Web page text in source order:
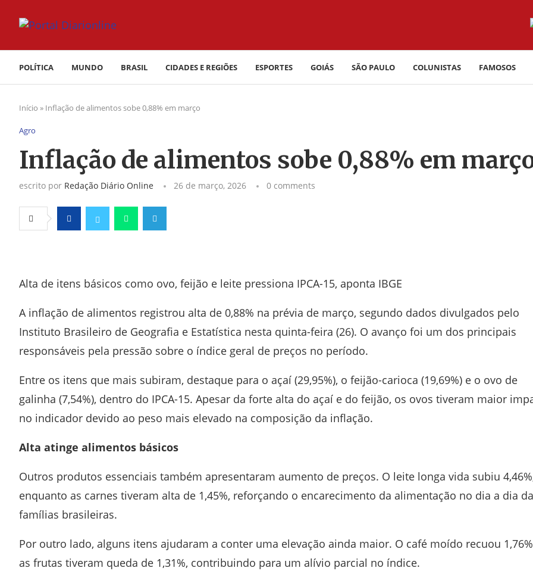
POLÍTICA MUNDO BRASIL CIDADES E REGIÕES ESPORTES GOIÁS SÃO PAULO COLUNISTAS FAMOSOS
Início » Inflação de alimentos sobe 0,88% em março
Agro
Inflação de alimentos sobe 0,88% em
escrito por Redação Diário Online 26 de março, 2026 0 comments
Alta de itens básicos como ovo, feijão e leite pressiona IPCA-15, aponta IBGE
A inflação de alimentos registrou alta de 0,88% na prévia de março, segundo dados divulgados pelo
Instituto Brasileiro de Geografia e Estatística nesta quinta-feira (26). O avanço foi um dos principais
responsáveis pela pressão sobre o índice geral de preços no período.
Entre os itens que mais subiram, destaque para o açaí (29,95%), o feijão-carioca (19,69%) e o ovo de
galinha (7,54%), dentro do IPCA-15. Apesar da forte alta do açaí e do feijão, os ovos tiveram maior
no indicador devido ao peso mais elevado na composição da inflação.
Alta atinge alimentos básicos
Outros produtos essenciais também apresentaram aumento de preços. O leite longa vida subiu
enquanto as carnes tiveram alta de 1,45%, reforçando o encarecimento da alimentação no dia a dia
famílias brasileiras.
Por outro lado, alguns itens ajudaram a conter uma elevação ainda maior. O café moído recuou
as frutas tiveram queda de 1,31%, contribuindo para um alívio parcial no índice.